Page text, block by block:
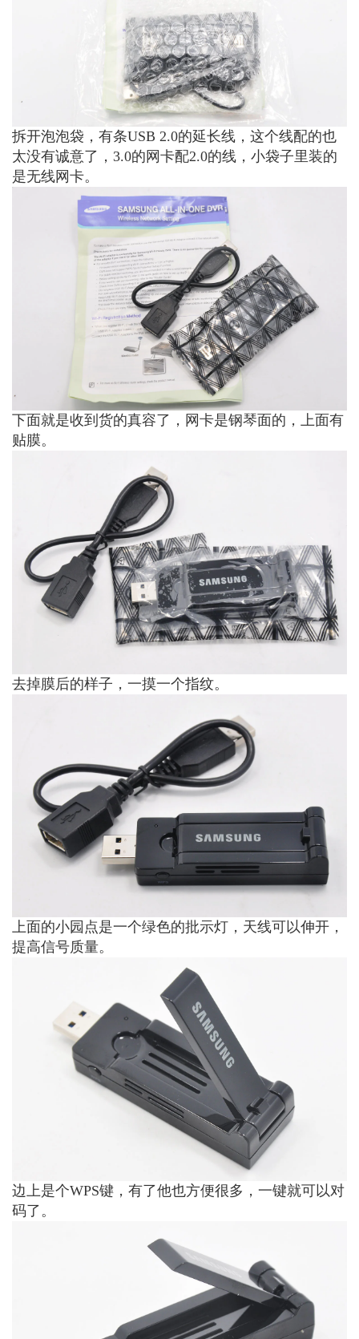
拆开泡泡袋，有条USB 2.0的延长线，这个线配的也
太没有诚意了，3.0的网卡配2.0的线，小袋子里装的
是无线网卡。
下面就是收到货的真容了，网卡是钢琴面的，上面有
贴膜。
去掉膜后的样子，一摸一个指纹。
上面的小园点是一个绿色的批示灯，天线可以伸开，
提高信号质量。
边上是个WPS键，有了他也方便很多，一键就可以对
码了。